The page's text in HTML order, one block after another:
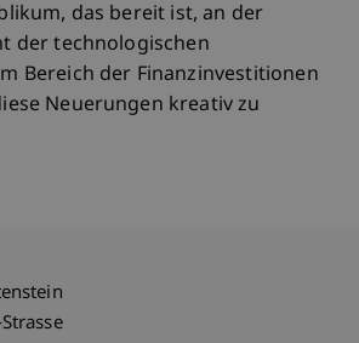
das bereit ist, an der
der technologischen
Bereich der Finanzinvestitionen
Neuerungen kreativ zu